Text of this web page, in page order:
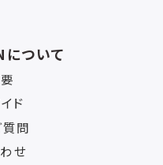
ついて
ド
質問
せ